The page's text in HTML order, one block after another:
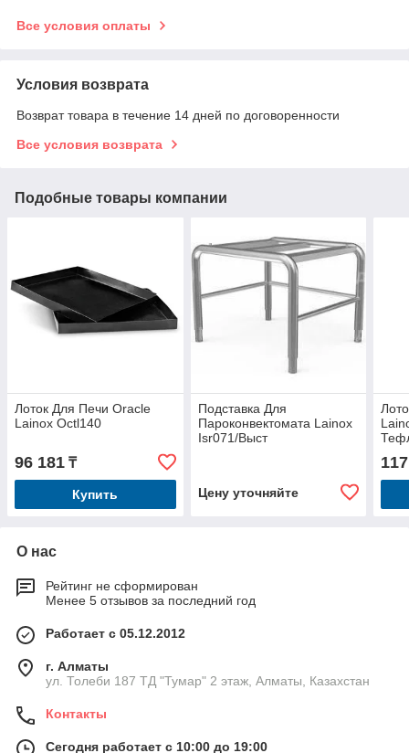
Все условия оплаты
Условия возврата
Возврат товара в течение 14 дней по договоренности
Все условия возврата
Подобные товары компании
Лоток Для Печи Oracle
Lainox Octl140
96 181 ₸
Купить
Подставка Для
Пароконвектомата Lainox
Isr071/Выст
Цену уточняйте
О нас
Рейтинг не сформирован
Менее 5 отзывов за последний год
Работает с 05.12.2012
г. Алматы
ул. Толеби 187 ТД "Тумар" 2 этаж, Алматы, Казахстан
Контакты
Сегодня работает с 10:00 до 19:00